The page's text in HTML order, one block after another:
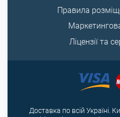
Правила
Ліцензії та
Доставка по всій Україні.